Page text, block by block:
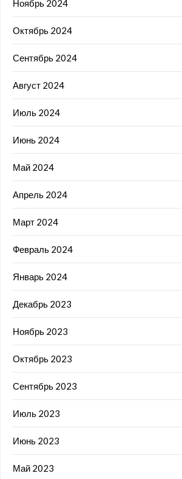
Ноябрь 2024
Октябрь 2024
Сентябрь 2024
Август 2024
Июль 2024
Июнь 2024
Май 2024
Апрель 2024
Март 2024
Февраль 2024
Январь 2024
Декабрь 2023
Ноябрь 2023
Октябрь 2023
Сентябрь 2023
Июль 2023
Июнь 2023
Май 2023